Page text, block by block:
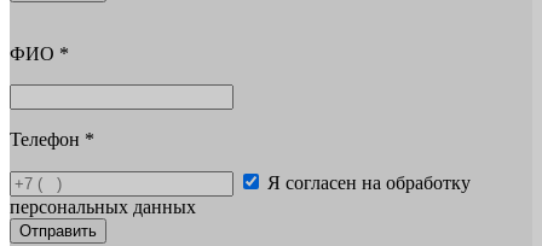
ФИО *
Телефон *
Я согласен на обработку
персональных данных
Отправить